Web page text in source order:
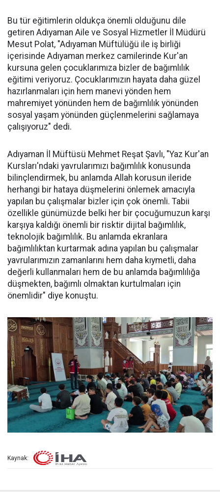
Bu tür eğitimlerin oldukça önemli olduğunu dile
getiren Adıyaman Aile ve Sosyal Hizmetler İl Müdürü
Mesut Polat, "Adıyaman Müftülüğü ile iş birliği
içerisinde Adıyaman merkez camilerinde Kur'an
kursuna gelen çocuklarımıza bizler de bağımlılık
eğitimi veriyoruz. Çocuklarımızın hayata daha güzel
hazırlanmaları için hem manevi yönden hem
mahremiyet yönünden hem de bağımlılık yönünden
sosyal yaşam yönünden güçlenmelerini sağlamaya
çalışıyoruz" dedi.
Adıyaman İl Müftüsü Mehmet Reşat Şavlı, "Yaz Kur'an
Kursları'ndaki yavrularımızı bağımlılık konusunda
bilinçlendirmek, bu anlamda Allah korusun ileride
herhangi bir hataya düşmelerini önlemek amacıyla
yapılan bu çalışmalar bizler için çok önemli. Tabii
özellikle günümüzde belki her bir çocuğumuzun karşı
karşıya kaldığı önemli bir risktir dijital bağımlılık,
teknolojik bağımlılık. Bu anlamda ekranlara
bağımlılıktan kurtarmak adına yapılan bu çalışmalar
yavrularımızın zamanlarını hem daha kıymetli, daha
değerli kullanmaları hem de bu anlamda bağımlılığa
düşmekten, bağımlı olmaktan kurtulmaları için
önemlidir" diye konuştu.
Kaynak: